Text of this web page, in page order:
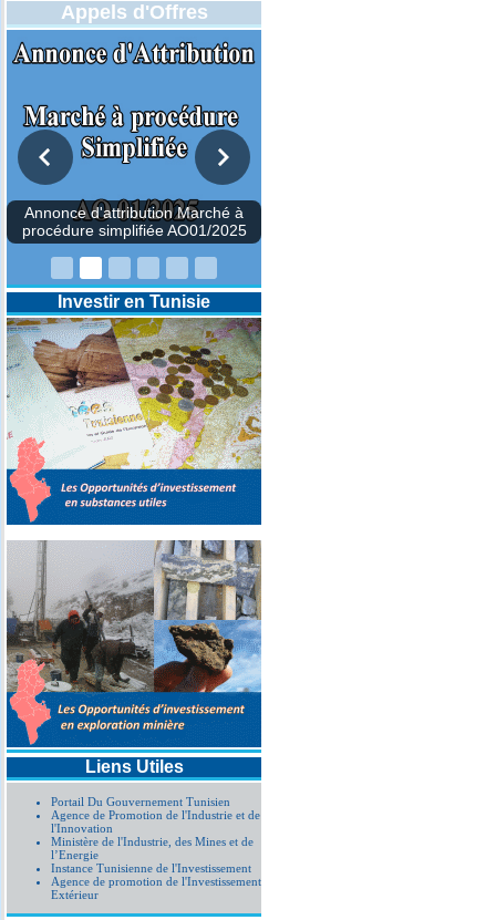
Appels d'Offres
DESIGNATION D’UN REVISEUR
COMPTABLE POUR LES
EXERCICES 2025-2026-2027
Investir en Tunisie
Liens Utiles
Portail Du Gouvernement Tunisien
Agence de Promotion de l'Industrie et de
l'Innovation
Ministère de l'Industrie, des Mines et de
l’Energie
Instance Tunisienne de l'Investissement
Agence de promotion de l'Investissement
Extérieur